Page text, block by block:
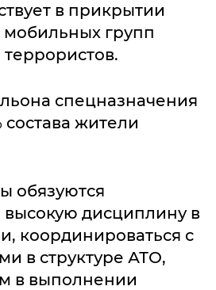
в прикрытии
мобильных групп
спецназначения
жители
обязуются
дисциплину в
координироваться с
в структуре АТО,
в выполнении